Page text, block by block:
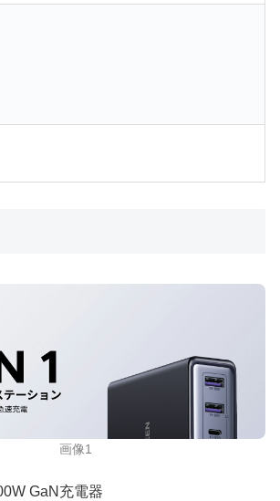
画像1
GaN充電器